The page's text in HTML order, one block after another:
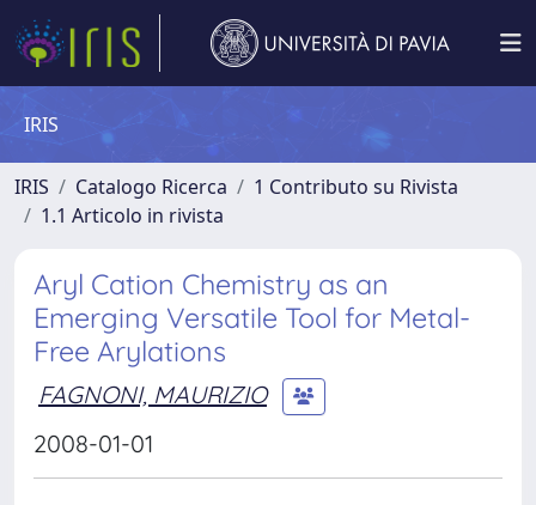
IRIS
IRIS Catalogo Ricerca
1 Contributo su Rivista
1.1 Articolo in rivista
Aryl Cation Chemistry as an
Emerging Versatile Tool for Metal-
Free Arylations
FAGNONI, MAURIZIO
2008-01-01